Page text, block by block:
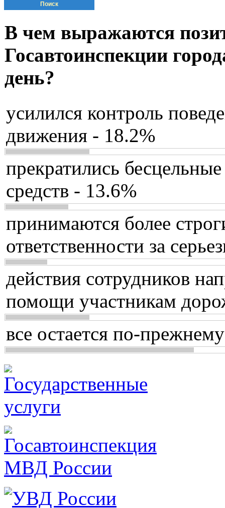
Поиск
В чем выражаются
Госавтоинспекции
день?
усилился контроль
движения - 18.2%
прекратились
средств - 13.6%
принимаются более
ответственности за
действия сотрудников
помощи участникам
все остается по-